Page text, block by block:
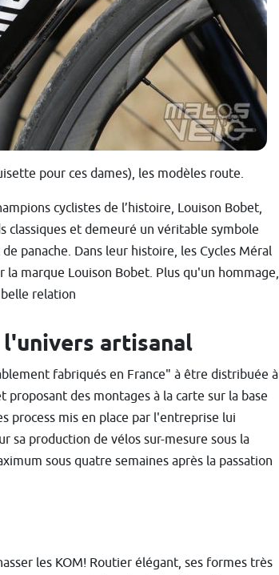
pour ces dames), les modèles route.
cyclistes de l’histoire, Louison Bobet,
classiques et demeuré un véritable symbole
panache. Dans leur histoire, les Cycles Méral
marque Louison Bobet. Plus qu'un hommage,
relation
artisanal
fabriqués en France" à être distribuée à
proposant des montages à la carte sur la base
process mis en place par l'entreprise lui
sa production de vélos sur-mesure sous la
sous quatre semaines après la passation
les KOM! Routier élégant, ses formes très